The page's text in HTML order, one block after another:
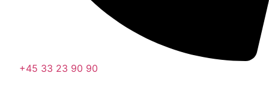
+45 33 23 90 90